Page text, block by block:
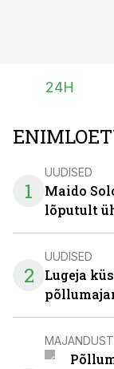
24H
1
UUDISED
Maido
lõputult
2
UUDISED
Lugeja